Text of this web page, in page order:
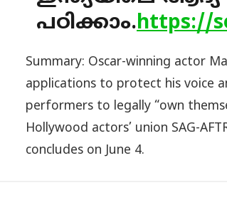
പഠിക്കാം.https://
Summary: Oscar-winning actor
applications to protect his voice
performers to legally “own
Hollywood actors’ union SAG-
concludes on June 4.